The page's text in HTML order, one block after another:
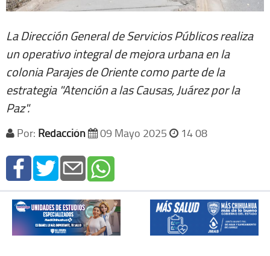
La Dirección General de Servicios Públicos realiza
un operativo integral de mejora urbana en la
colonia Parajes de Oriente como parte de la
estrategia "Atención a las Causas, Juárez por la
Paz".
Por: Redacción 09 Mayo 2025 14 08